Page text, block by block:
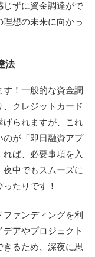
じずに資金調達がで
想の未来に向かっ
法
す！一般的な資金調
クレジットカード
げられますが、これ
のが「即日融資アプ
ば、必要事項を入
中でもスムーズに
たりです！
ァンディングを利
アやプロジェクト
きるため、深夜に思